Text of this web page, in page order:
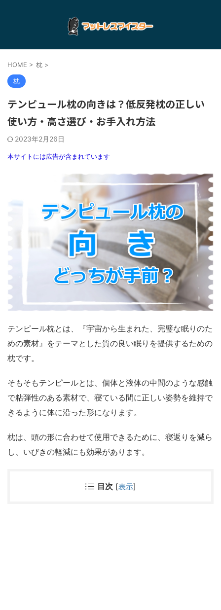
HOME > 枕 >
枕
テンピュール枕の向きは？低反発枕の正しい
使い方・高さ選び・お手入れ方法
2023年2月26日
本サイトには広告が含まれています
テンピール枕とは、『宇宙から生まれた、完璧な眠りのた
めの素材』をテーマとした質の良い眠りを提供するための
枕です。
そもそもテンピールとは、個体と液体の中間のような感触
で粘弾性のある素材で、寝ている間に正しい姿勢を維持で
きるように体に沿った形になります。
枕は、頭の形に合わせて使用できるために、寝返りを減ら
し、いびきの軽減にも効果があります。
目次 [表示]